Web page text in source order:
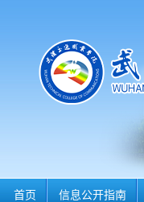
首页 信息公开指南